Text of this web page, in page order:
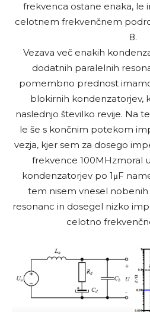
frekvenca ostane enaka, le
celotnem frekvenčnem
8.
Vezava več enakih
dodatnih paralelnih
pomembno prednost
blokirnih kondenzatorjev,
naslednjo številko revije. Na
le še s končnim potekom
vezja, kjer sem za dosego
frekvence 100MHzmoral
kondenzatorjev po 1μF
tem nisem vnesel
resonanc in dosegel nizko
celotno